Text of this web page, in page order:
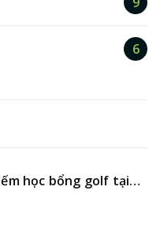
6
học bổng golf tại
Hoa Kỳ